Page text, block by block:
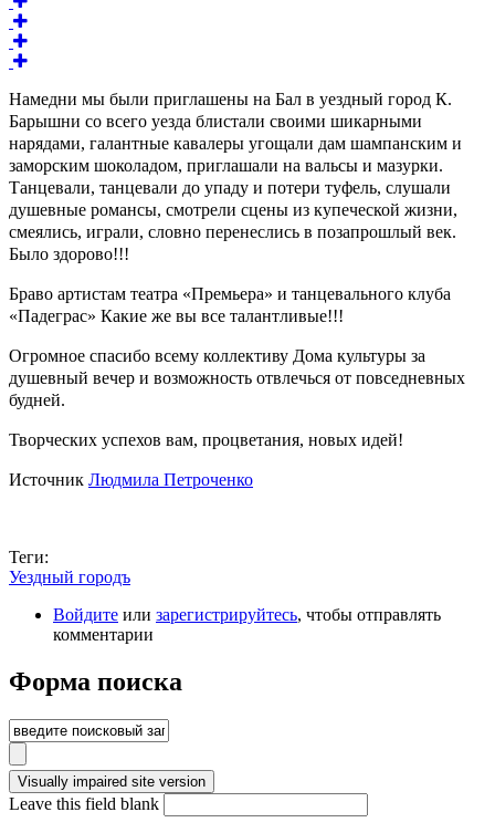
Намедни мы были приглашены на Бал в уездный город К.
Барышни со всего уезда блистали своими шикарными
нарядами, галантные кавалеры угощали дам шампанским и
заморским шоколадом, приглашали на вальсы и мазурки.
Танцевали, танцевали до упаду и потери туфель, слушали
душевные романсы, смотрели сцены из купеческой жизни,
смеялись, играли, словно перенеслись в позапрошлый век.
Было здорово!!!
Браво артистам театра «Премьера» и танцевального клуба
«Падеграс» Какие же вы все талантливые!!!
Огромное спасибо всему коллективу Дома культуры за
душевный вечер и возможность отвлечься от повседневных
будней.
Творческих успехов вам, процветания, новых идей!
Источник Людмила Петроченко
Теги:
Уездный городъ
Войдите или зарегистрируйтесь, чтобы отправлять
комментарии
Форма поиска
Leave this field blank